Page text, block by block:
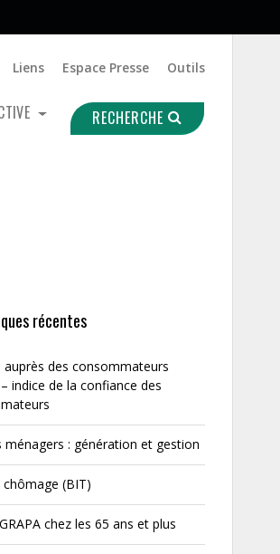
Liens Espace Presse Outils
RECHERCHE
récentes
auprès des consommateurs
indice de la confiance des
ménagers : génération et gestion
chômage (BIT)
chez les 65 ans et plus